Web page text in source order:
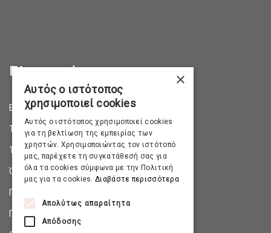
Πληροφορίες
Επικοινωνία
Τρόποι Αποστολής
Τρόποι Πληρωμής
Όροι & Προϋποθέσεις
Πολιτική Απορρήτου
Πολιτική Επιστροφών
×
Αυτός ο ιστότοπος
χρησιμοποιεί cookies
Αυτός ο ιστότοπος χρησιμοποιεί cookies
για τη βελτίωση της εμπειρίας των
χρηστών. Χρησιμοποιώντας τον ιστότοπό
μας, παρέχετε τη συγκατάθεσή σας για
όλα τα cookies σύμφωνα με την Πολιτική
μας για τα cookies. Διαβάστε περισσότερα
Απολύτως απαραίτητα
Απόδοσης